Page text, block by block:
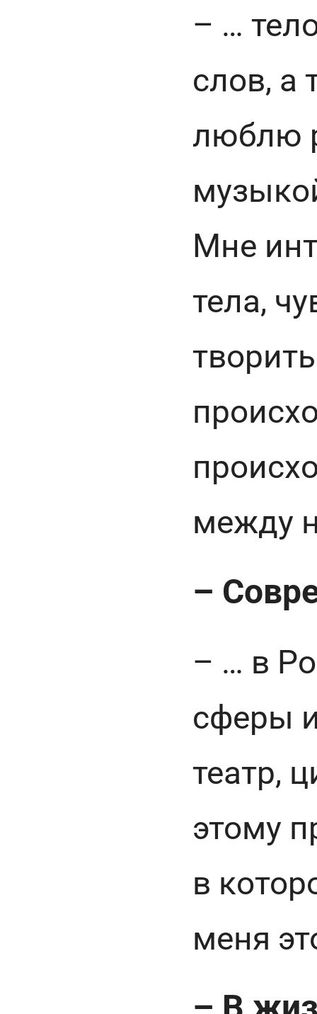
– …
слов, а
люблю
Мне
тела,
между
–
– … в
сферы
театр,
этому
в
меня